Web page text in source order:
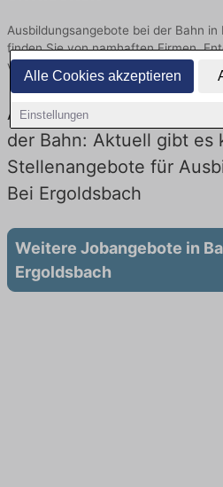
Alle Cookies akzeptieren
Einstellungen
Ausbildungsangebote bei der Bahn
finden Sie von namhaften Firmen.
von Top-Arbeitgebern und bewerben
Ausbildung in Bayerbach
der Bahn: Aktuell gibt es
Stellenangebote für
Bei Ergoldsbach
Weitere Jobangebote in
Ergoldsbach